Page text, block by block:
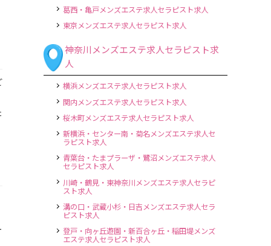
葛西・亀戸メンズエステ求人セラピスト求人
東京メンズエステ求人セラピスト求人
神奈川メンズエステ求人セラピスト求
人
横浜メンズエステ求人セラピスト求人
関内メンズエステ求人セラピスト求人
桜木町メンズエステ求人セラピスト求人
新横浜・センター南・菊名メンズエステ求人セ
ラピスト求人
青葉台・たまプラーザ・鷺沼メンズエステ求人
セラピスト求人
川崎・鶴見・東神奈川メンズエステ求人セラピ
スト求人
溝の口・武蔵小杉・日吉メンズエステ求人セラ
ピスト求人
登戸・向ヶ丘遊園・新百合ヶ丘・稲田堤メンズ
エステ求人セラピスト求人